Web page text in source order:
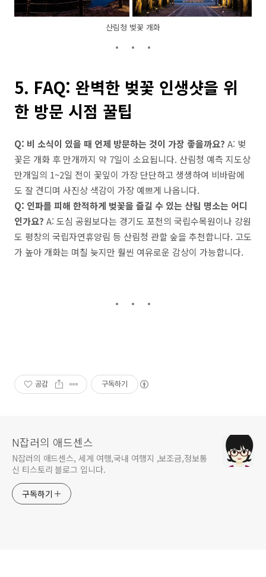
산림청 벚꽃 개화
5. FAQ: 완벽한 벚꽃 인생샷을 위
한 방문 시점 꿀팁
Q: 비 소식이 있을 때 언제 방문하는 것이 가장 좋을까요? A: 벚
꽃은 개화 후 만개까지 약 7일이 소요됩니다. 산림청 예측 지도상
만개일의 1~2일 전이 꽃잎이 가장 단단하고 생생하여 비바람에
도 잘 견디며 사진상 색감이 가장 예쁘게 나옵니다.
Q: 인파를 피해 한적하게 벚꽃을 즐길 수 있는 산림 명소는 어디
인가요? A: 도심 공원보다는 경기도 포천의 국립수목원이나 강원
도 평창의 국립자연휴양림 등 산림청 관할 숲을 추천합니다. 고도
가 높아 개화는 며칠 늦지만 훨씬 여유로운 감상이 가능합니다.
공감 구독하기
N잡러의 애드센스
N잡러의 애드센스, 세계 여행,국내 여행지 ,보조금,정보통
신 티스토리 블로그 입니다.
구독하기